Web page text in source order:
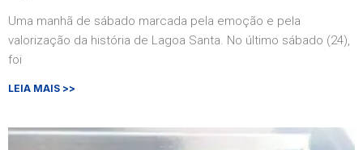
Uma manhã de sábado marcada pela emoção e pela
valorização da história de Lagoa Santa. No último sábado (24),
foi
LEIA MAIS >>